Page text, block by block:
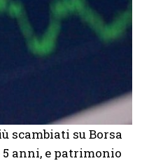
scambiati su Borsa
anni, e patrimonio